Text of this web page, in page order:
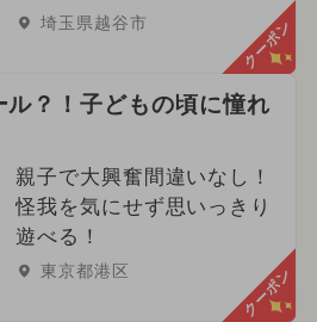
埼玉県越谷市 クーポン
ル？！子どもの頃に憧れ
親子で大興奮間違いなし！
怪我を気にせず思いっきり
遊べる！
東京都港区 クーポン